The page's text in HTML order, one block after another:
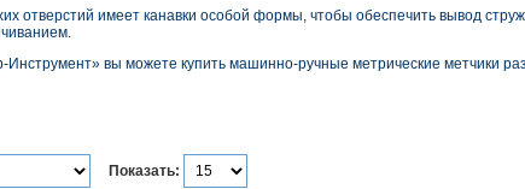
отверстий имеет канавки особой формы, чтобы обеспечить вывод
Инструмент» вы можете купить машинно-ручные метрические метчики
Показать: